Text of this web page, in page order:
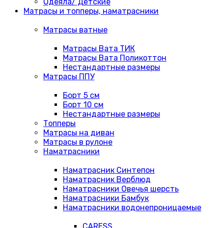
Матрасы и топперы, наматрасники
Матрасы ватные
Матрасы Вата ТИК
Матрасы Вата Поликоттон
Нестандартные размеры
Матрасы ППУ
Борт 5 см
Борт 10 см
Нестандартные размеры
Топперы
Матрасы на диван
Матрасы в рулоне
Наматрасники
Наматрасник Синтепон
Наматрасник Верблюд
Наматрасники Овечья шерсть
Наматрасники Бамбук
Наматрасники водонепроницаемые